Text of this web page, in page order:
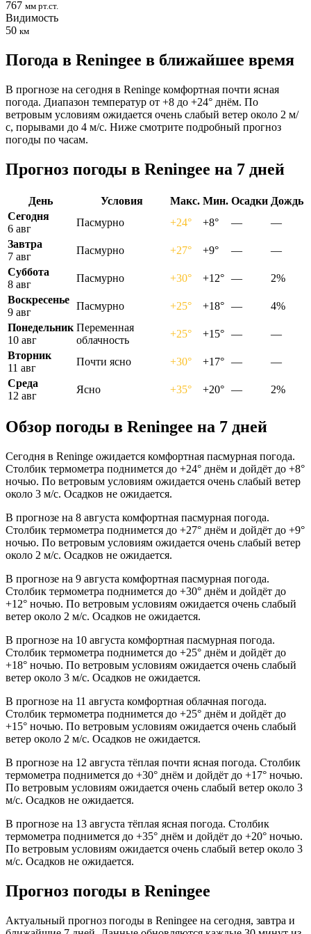
767 мм рт.ст.
Видимость
50 км
Погода в Reningeе в ближайшее время
В прогнозе на сегодня в Reninge комфортная почти ясная
погода. Диапазон температур от +8 до +24° днём. По
ветровым условиям ожидается очень слабый ветер около 2 м/
с, порывами до 4 м/с. Ниже смотрите подробный прогноз
погоды по часам.
Прогноз погоды в Reningeе на 7 дней
День Условия Макс. Мин. Осадки Дождь
Сегодня
6 авг
Пасмурно +24° +8° —
—
Завтра
7 авг
Пасмурно +27° +9° —
—
Суббота
8 авг
Пасмурно +30° +12° —
2%
Воскресенье
9 авг
Пасмурно +25° +18° —
4%
Понедельник
10 авг
Переменная
облачность
+25° +15° —
—
Вторник
11 авг
Почти ясно +30° +17° —
—
Среда
12 авг
Ясно +35° +20° — 2%
Обзор погоды в Reningeе на 7 дней
Сегодня в Reninge ожидается комфортная пасмурная погода.
Столбик термометра поднимется до +24° днём и дойдёт до +8°
ночью. По ветровым условиям ожидается очень слабый ветер
около 3 м/с. Осадков не ожидается.
В прогнозе на 8 августа комфортная пасмурная погода.
Столбик термометра поднимется до +27° днём и дойдёт до +9°
ночью. По ветровым условиям ожидается очень слабый ветер
около 2 м/с. Осадков не ожидается.
В прогнозе на 9 августа комфортная пасмурная погода.
Столбик термометра поднимется до +30° днём и дойдёт до
+12° ночью. По ветровым условиям ожидается очень слабый
ветер около 2 м/с. Осадков не ожидается.
В прогнозе на 10 августа комфортная пасмурная погода.
Столбик термометра поднимется до +25° днём и дойдёт до
+18° ночью. По ветровым условиям ожидается очень слабый
ветер около 3 м/с. Осадков не ожидается.
В прогнозе на 11 августа комфортная облачная погода.
Столбик термометра поднимется до +25° днём и дойдёт до
+15° ночью. По ветровым условиям ожидается очень слабый
ветер около 2 м/с. Осадков не ожидается.
В прогнозе на 12 августа тёплая почти ясная погода. Столбик
термометра поднимется до +30° днём и дойдёт до +17° ночью.
По ветровым условиям ожидается очень слабый ветер около 3
м/с. Осадков не ожидается.
В прогнозе на 13 августа тёплая ясная погода. Столбик
термометра поднимется до +35° днём и дойдёт до +20° ночью.
По ветровым условиям ожидается очень слабый ветер около 3
м/с. Осадков не ожидается.
Прогноз погоды в Reningeе
Актуальный прогноз погоды в Reningeе на сегодня, завтра и